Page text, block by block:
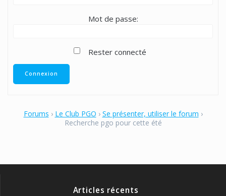
Mot de passe:
Rester connecté
Connexion
Forums › Le Club PGO › Se présenter, utiliser le forum ›
Recherche pgo pour cette été
Articles récents